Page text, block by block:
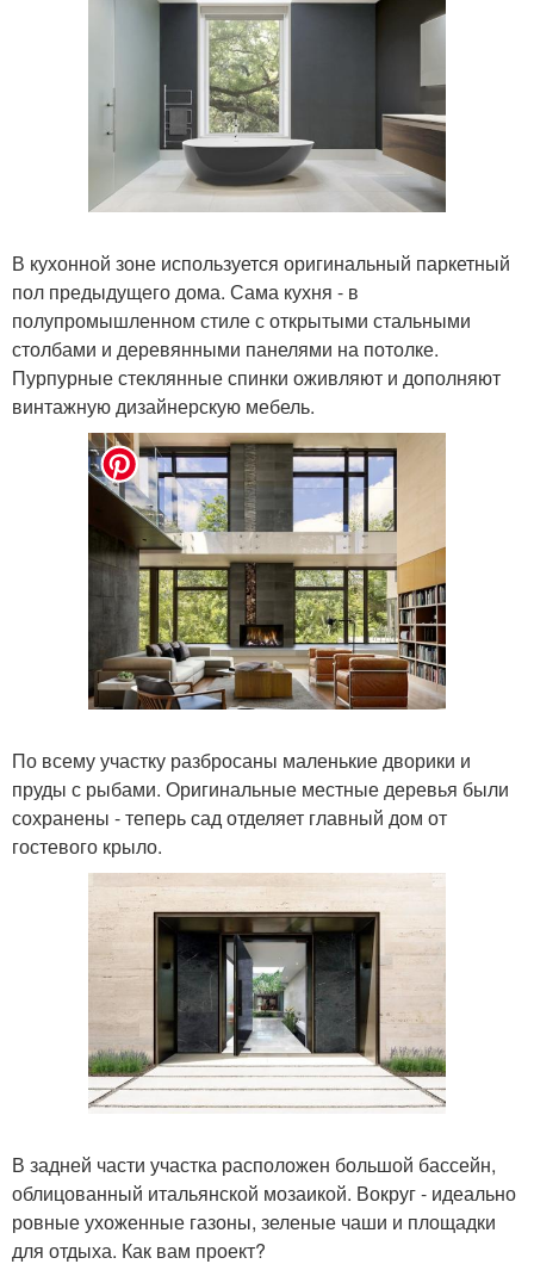
В кухонной зоне используется оригинальный паркетный
пол предыдущего дома. Сама кухня - в
полупромышленном стиле с открытыми стальными
столбами и деревянными панелями на потолке.
Пурпурные стеклянные спинки оживляют и дополняют
винтажную дизайнерскую мебель.
По всему участку разбросаны маленькие дворики и
пруды с рыбами. Оригинальные местные деревья были
сохранены - теперь сад отделяет главный дом от
гостевого крыло.
В задней части участка расположен большой бассейн,
облицованный итальянской мозаикой. Вокруг - идеально
ровные ухоженные газоны, зеленые чаши и площадки
для отдыха. Как вам проект?